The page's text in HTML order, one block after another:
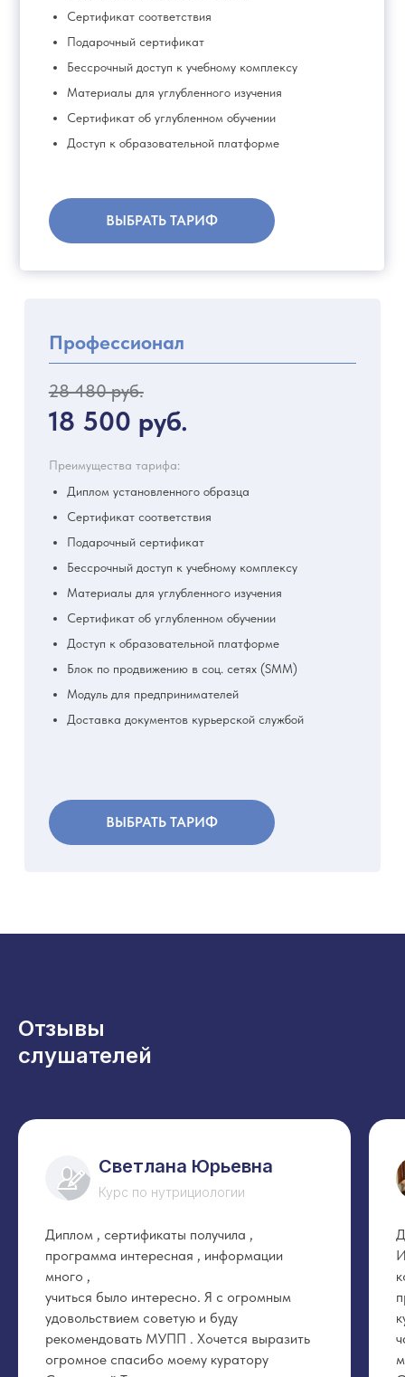
ВЫБРАТЬ ТАРИФ
18 500 руб.
ВЫБРАТЬ ТАРИФ
Преимущества тарифа:
28 480 руб.
Сертификат соответствия
Подарочный сертификат
Бессрочный доступ к учебному комплексу
Материалы для углубленного изучения
Сертификат об углубленном обучении
Доступ к образовательной платформе
Диплом установленного образца
Сертификат соответствия
Подарочный сертификат
Бессрочный доступ к учебному комплексу
Материалы для углубленного изучения
Сертификат об углубленном обучении
Доступ к образовательной платформе
Блок по продвижению в соц. сетях (SMM)
Модуль для предпринимателей
Доставка документов курьерской службой
Профессионал
Отзывы
слушателей
Светлана Юрьевна
Курс по нутрициологии
Диплом , сертификаты получила ,
программа интересная , информации
много ,
учиться было интересно. Я с огромным
удовольствием советую и буду
рекомендовать МУПП . Хочется выразить
огромное спасибо моему куратору